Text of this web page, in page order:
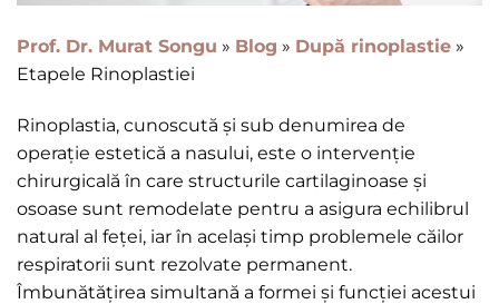
Prof. Dr. Murat Songu » Blog » După rinoplastie »
Etapele Rinoplastiei
Rinoplastia, cunoscută și sub denumirea de
operație estetică a nasului, este o intervenție
chirurgicală în care structurile cartilaginoase și
osoase sunt remodelate pentru a asigura echilibrul
natural al feței, iar în același timp problemele căilor
respiratorii sunt rezolvate permanent.
Îmbunătățirea simultană a formei și funcției acestui